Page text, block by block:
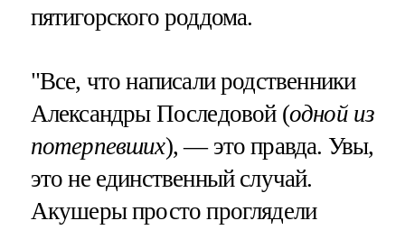
пятигорского роддома.
"Все, что написали родственники
Александры Последовой (одной из
потерпевших), — это правда. Увы,
это не единственный случай.
Акушеры просто проглядели